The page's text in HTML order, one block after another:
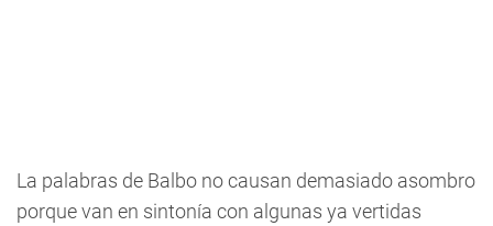
La palabras de Balbo no causan demasiado asombro
porque van en sintonía con algunas ya vertidas